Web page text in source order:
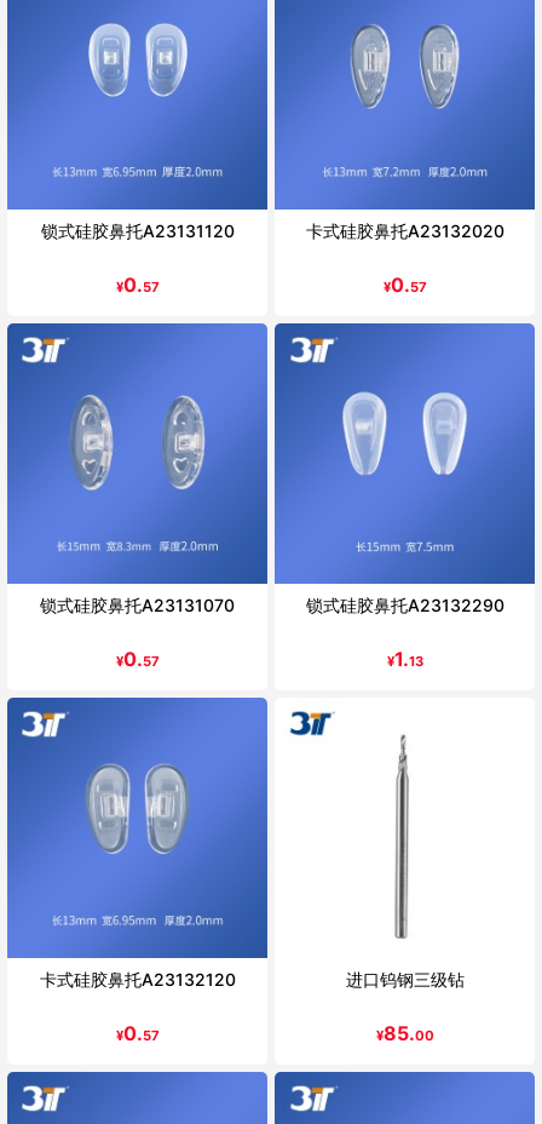
锁式硅胶鼻托A23131120
¥0.57
卡式硅胶鼻托A23132020
¥0.57
锁式硅胶鼻托A23131070
¥0.57
锁式硅胶鼻托A23132290
¥1.13
卡式硅胶鼻托A23132120
¥0.57
进口钨钢三级钻
¥85.00